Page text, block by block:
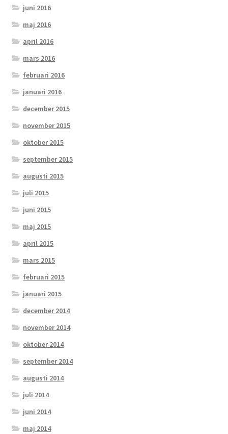
juni 2016
maj 2016
april 2016
mars 2016
februari 2016
januari 2016
december 2015
november 2015
oktober 2015
september 2015
augusti 2015
juli 2015
juni 2015
maj 2015
april 2015
mars 2015
februari 2015
januari 2015
december 2014
november 2014
oktober 2014
september 2014
augusti 2014
juli 2014
juni 2014
maj 2014